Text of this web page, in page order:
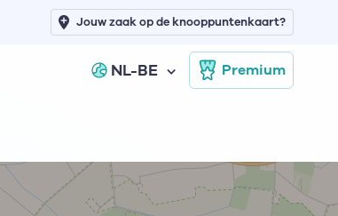
NL-BE Premium
Jouw zaak op de knooppuntenkaart?